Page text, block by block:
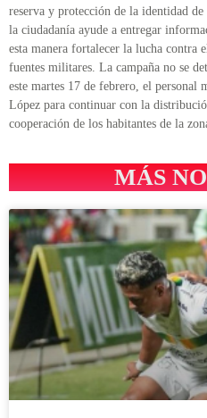
reserva y protección de la identidad
la ciudadanía ayude a entregar
esta manera fortalecer la lucha contra
fuentes militares. La campaña no se
este martes 17 de febrero, el personal
López para continuar con la
cooperación de los habitantes de la
MÁS